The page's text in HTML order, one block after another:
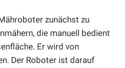
zunächst zu
die manuell bedient
Er wird von
Der Roboter ist darauf